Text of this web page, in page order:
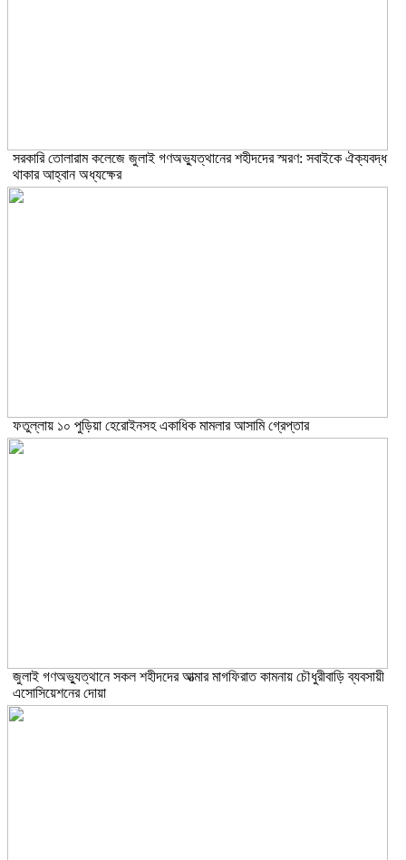
সরকারি তোলারাম কলেজে জুলাই গণঅভ্যুত্থানের শহীদদের স্মরণ: সবাইকে ঐক্যবদ্ধ
থাকার আহ্বান অধ্যক্ষের
ফতুল্লায় ১০ পুড়িয়া হেরোইনসহ একাধিক মামলার আসামি গ্রেপ্তার
জুলাই গণঅভ্যুত্থানে সকল শহীদদের আত্মার মাগফিরাত কামনায় চৌধুরীবাড়ি ব্যবসায়ী
এসোসিয়েশনের দোয়া